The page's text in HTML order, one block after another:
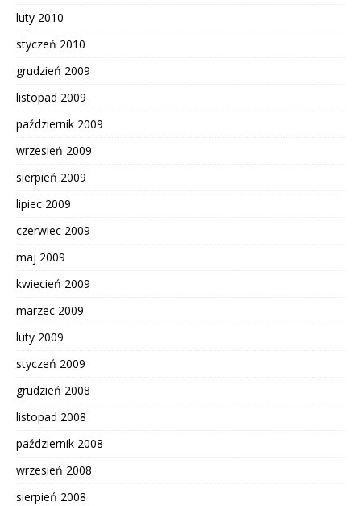
luty 2010
styczeń 2010
grudzień 2009
listopad 2009
październik 2009
wrzesień 2009
sierpień 2009
lipiec 2009
czerwiec 2009
maj 2009
kwiecień 2009
marzec 2009
luty 2009
styczeń 2009
grudzień 2008
listopad 2008
październik 2008
wrzesień 2008
sierpień 2008